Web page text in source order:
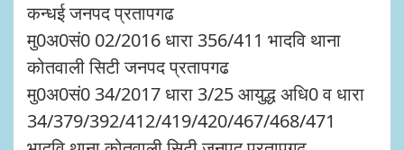
कन्धई जनपद प्रतापगढ
मु0अ0सं0 02/2016 धारा 356/411 भादवि थाना
कोतवाली सिटी जनपद प्रतापगढ
मु0अ0सं0 34/2017 धारा 3/25 आयुद्ध अधि0 व धारा
34/379/392/412/419/420/467/468/471